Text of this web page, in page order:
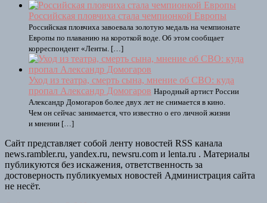
Российская пловчиха стала чемпионкой Европы
Российская пловчиха завоевала золотую медаль на чемпионате
Европы по плаванию на короткой воде. Об этом сообщает
корреспондент «Ленты. […]
Уход из театра, смерть сына, мнение об СВО: куда
пропал Александр Домогаров Народный артист России
Александр Домогаров более двух лет не снимается в кино.
Чем он сейчас занимается, что известно о его личной жизни
и мнении […]
Сайт представляет собой ленту новостей RSS канала
news.rambler.ru, yandex.ru, newsru.com и lenta.ru . Материалы
публикуются без искажения, ответственность за
достоверность публикуемых новостей Администрация сайта
не несёт.